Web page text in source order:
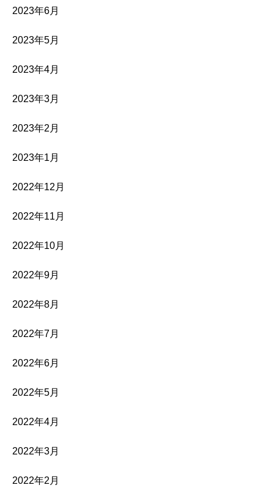
2023年6月
2023年5月
2023年4月
2023年3月
2023年2月
2023年1月
2022年12月
2022年11月
2022年10月
2022年9月
2022年8月
2022年7月
2022年6月
2022年5月
2022年4月
2022年3月
2022年2月